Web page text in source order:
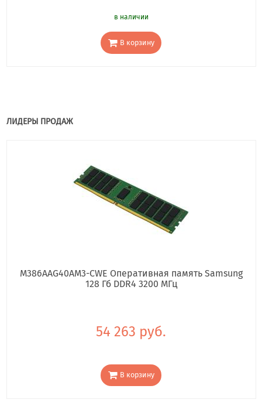
в наличии
В корзину
ЛИДЕРЫ ПРОДАЖ
M386AAG40AM3-CWE Оперативная память Samsung
128 Гб DDR4 3200 МГц
54 263 руб.
В корзину